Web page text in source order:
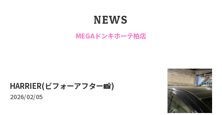
NEWS
MEGAドンキホーテ柏店
HARRIER(ビフォーアフター📸)
2026/02/05